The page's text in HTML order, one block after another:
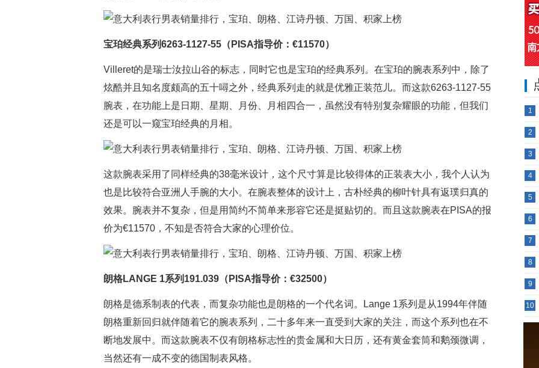
宝珀经典系列6263-1127-55（PISA指导价：€11570）
Villeret的是瑞士汝拉山谷的标志，同时它也是宝珀的经典系列。在宝珀的腕表系列中，除了
炫酷并且知名度颇高的五十噚之外，经典系列走的就是优雅正装范儿。而这款6263-1127-55
腕表，在功能上是日期、星期、月份、月相四合一，虽然没有特别复杂耀眼的功能，但我们
还是可以一窥宝珀经典的月相。
这款腕表采用了同样经典的38毫米设计，这个尺寸算是比较得体的正装表大小，我个人认为
也是比较符合亚洲人手腕的大小。在腕表整体的设计上，古朴经典的柳叶针具有返璞归真的
效果。腕表并不复杂，但是用简约不简单来形容它还是挺贴切的。而且这款腕表在PISA的报
价为€11570，不知是否符合大家的心理价位。
朗格LANGE 1系列191.039（PISA指导价：€32500）
朗格是德系制表的代表，而复杂功能也是朗格的一个代名词。Lange 1系列是从1994年伴随
朗格重新回归就伴随着它的腕表系列，二十多年来一直受到大家的关注，而这个系列也在不
断地发展中。而这款腕表不仅有朗格标志性的贵金属和大日历，还有黄金套筒和鹅颈微调，
当然还有一成不变的德国制表风格。
1
2
3
4
5
6
7
8
9
10